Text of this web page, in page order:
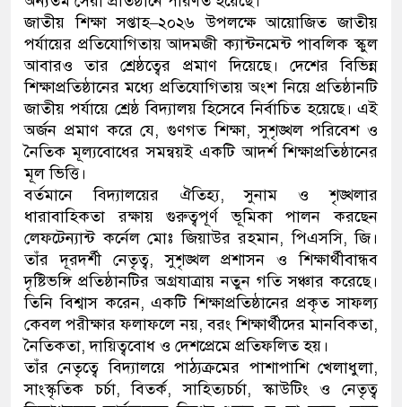
জাতীয় শিক্ষা সপ্তাহ–২০২৬ উপলক্ষে আয়োজিত জাতীয়
পর্যায়ের প্রতিযোগিতায় আদমজী ক্যান্টনমেন্ট পাবলিক স্কুল
আবারও তার শ্রেষ্ঠত্বের প্রমাণ দিয়েছে। দেশের বিভিন্ন
শিক্ষাপ্রতিষ্ঠানের মধ্যে প্রতিযোগিতায় অংশ নিয়ে প্রতিষ্ঠানটি
জাতীয় পর্যায়ে শ্রেষ্ঠ বিদ্যালয় হিসেবে নির্বাচিত হয়েছে। এই
অর্জন প্রমাণ করে যে, গুণগত শিক্ষা, সুশৃঙ্খল পরিবেশ ও
নৈতিক মূল্যবোধের সমন্বয়ই একটি আদর্শ শিক্ষাপ্রতিষ্ঠানের
মূল ভিত্তি।
বর্তমানে বিদ্যালয়ের ঐতিহ্য, সুনাম ও শৃঙ্খলার
ধারাবাহিকতা রক্ষায় গুরুত্বপূর্ণ ভূমিকা পালন করছেন
লেফটেন্যান্ট কর্নেল মোঃ জিয়াউর রহমান, পিএসসি, জি।
তাঁর দূরদর্শী নেতৃত্ব, সুশৃঙ্খল প্রশাসন ও শিক্ষার্থীবান্ধব
দৃষ্টিভঙ্গি প্রতিষ্ঠানটির অগ্রযাত্রায় নতুন গতি সঞ্চার করেছে।
তিনি বিশ্বাস করেন, একটি শিক্ষাপ্রতিষ্ঠানের প্রকৃত সাফল্য
কেবল পরীক্ষার ফলাফলে নয়, বরং শিক্ষার্থীদের মানবিকতা,
নৈতিকতা, দায়িত্ববোধ ও দেশপ্রেমে প্রতিফলিত হয়।
তাঁর নেতৃত্বে বিদ্যালয়ে পাঠ্যক্রমের পাশাপাশি খেলাধুলা,
সাংস্কৃতিক চর্চা, বিতর্ক, সাহিত্যচর্চা, স্কাউটিং ও নেতৃত্ব